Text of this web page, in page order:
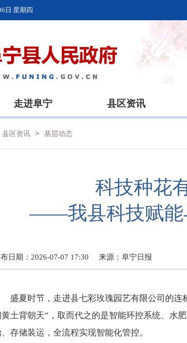
日 星期四
走进阜宁 县区资讯
县区资讯 > 基层动态
科技种花
——我县科技赋能
日期：2026-07-07 17:30 来源： 阜宁日报
盛夏时节，走进县七彩玫瑰园艺有限公司的
土背朝天”，取而代之的是智能环控系统、水
存储装运，全流程实现智能化管控。